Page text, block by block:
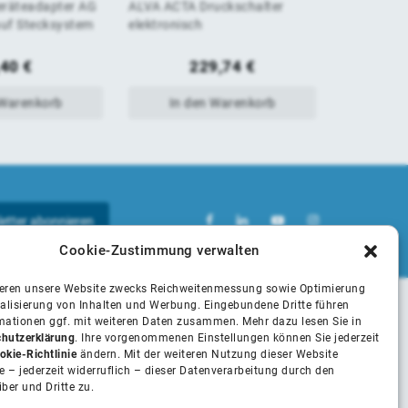
Cookie-Zustimmung verwalten
unsere Website zwecks Reichweitenmessung sowie Optimierung
von Inhalten und Werbung. Eingebundene Dritte führen
ggf. mit weiteren Daten zusammen. Mehr dazu lesen Sie in
. Ihre vorgenommenen Einstellungen können Sie jederzeit
Richtlinieändern. Mit der weiteren Nutzung dieser Website
– jederzeit widerruflich – dieser Datenverarbeitung durch den
und Dritte zu.
AG
Stecksystem
€
von
ALVA ACTA Druckschalter
elektronisch
229,74€
In den Warenkorb
Unsere Partner
Installateure